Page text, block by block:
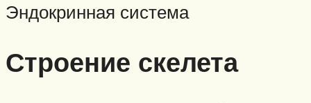
Эндокринная система
Строение скелета